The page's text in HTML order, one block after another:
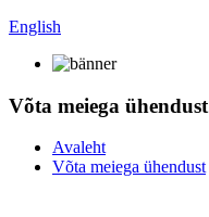
English
Võta meiega ühendust
Avaleht
Võta meiega ühendust